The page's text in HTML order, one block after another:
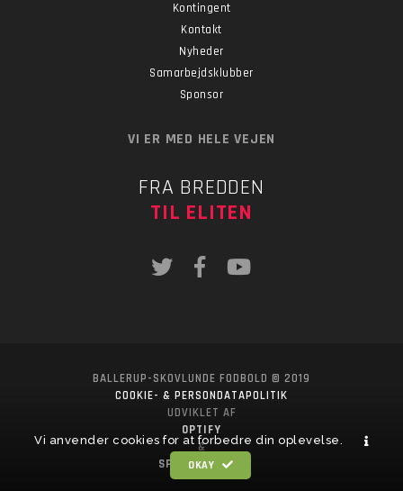
Vi anvender cookies for at forbedre din oplevelse.
OKAY
Kontingent
Kontakt
Nyheder
Samarbejdsklubber
Sponsor
VI ER MED HELE VEJEN
FRA BREDDEN
TIL ELITEN
BALLERUP-SKOVLUNDE FODBOLD © 2019
COOKIE- & PERSONDATAPOLITIK
UDVIKLET AF
OPTIFY
&
SPORTSPONSOR